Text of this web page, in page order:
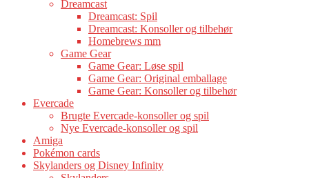
Dreamcast
Dreamcast: Spil
Dreamcast: Konsoller og tilbehør
Homebrews mm
Game Gear
Game Gear: Løse spil
Game Gear: Original emballage
Game Gear: Konsoller og tilbehør
Evercade
Brugte Evercade-konsoller og spil
Nye Evercade-konsoller og spil
Amiga
Pokémon cards
Skylanders og Disney Infinity